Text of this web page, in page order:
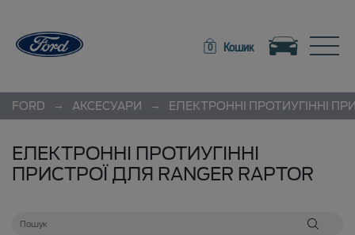
0 Кошик Toggle navigation
FORD → АКСЕСУАРИ → ЕЛЕКТРОННІ ПРОТИУГІННІ
ЕЛЕКТРОННІ ПРОТИУГІННІ
ПРИСТРОЇ ДЛЯ RANGER RAPTOR